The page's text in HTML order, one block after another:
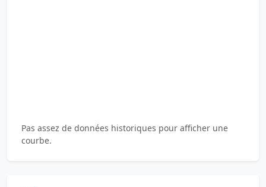
Pas assez de données historiques pour afficher une
courbe.